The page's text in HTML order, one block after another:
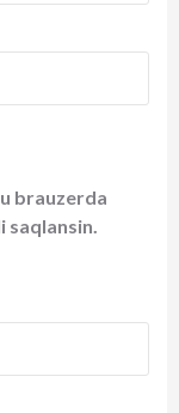
brauzerda
saqlansin.